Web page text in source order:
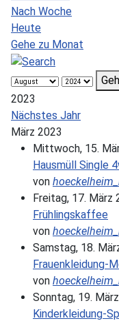
Nach Woche
Heute
Gehe zu Monat
2023
Nächstes Jahr
März 2023
Mittwoch, 15.
Hausmüll Single
von
Freitag, 17. März
Frühlingskaffee
von
Samstag, 18.
Frauenkleidung-
von
Sonntag, 19.
Kinderkleidung-